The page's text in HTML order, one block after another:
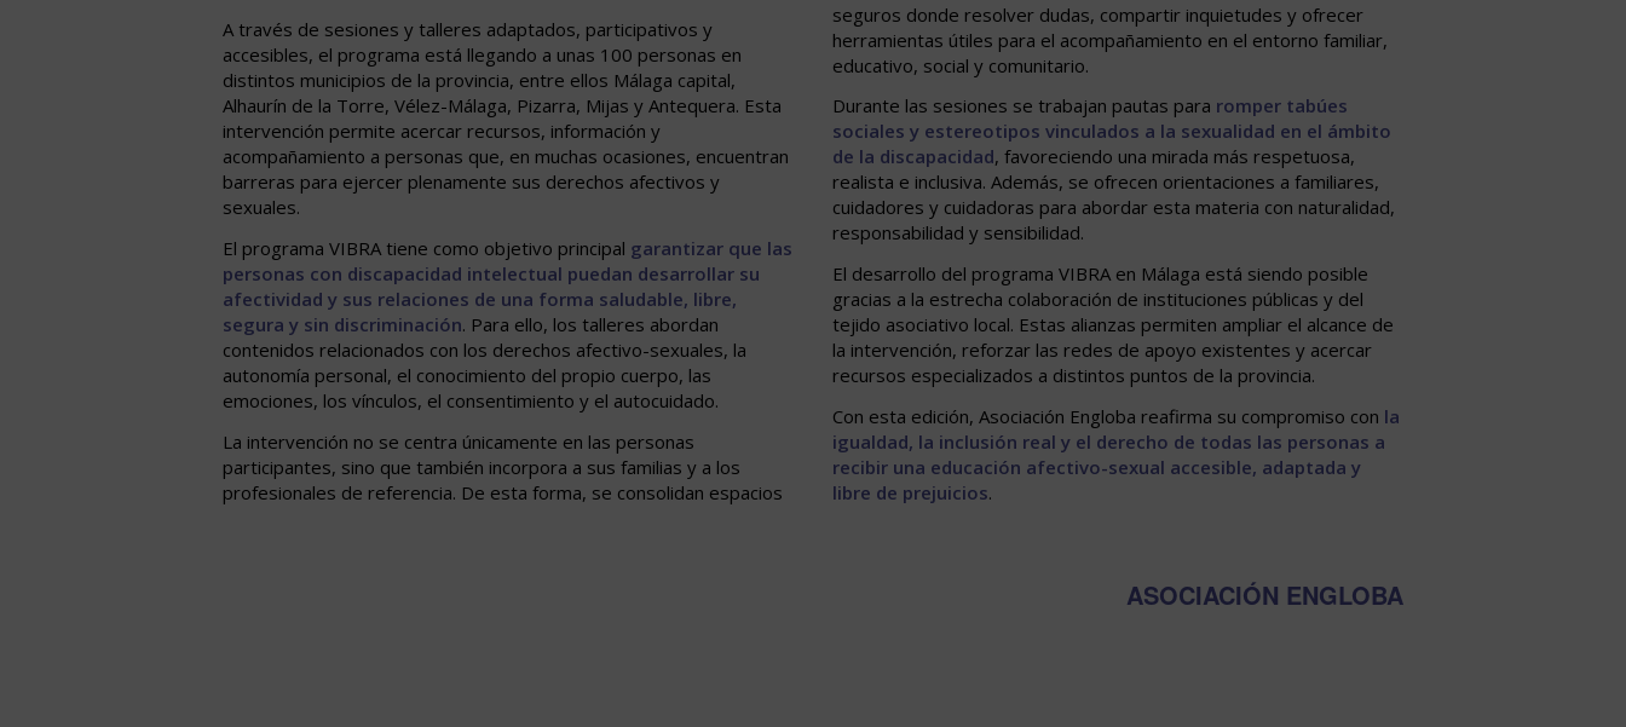
A través de sesiones y talleres adaptados, participativos y
accesibles, el programa está llegando a unas 100 personas en
distintos municipios de la provincia, entre ellos Málaga capital,
Alhaurín de la Torre, Vélez-Málaga, Pizarra, Mijas y Antequera. Esta
intervención permite acercar recursos, información y
acompañamiento a personas que, en muchas ocasiones, encuentran
barreras para ejercer plenamente sus derechos afectivos y
sexuales.
El programa VIBRA tiene como objetivo principal garantizar que las
personas con discapacidad intelectual puedan desarrollar su
afectividad y sus relaciones de una forma saludable, libre,
segura y sin discriminación. Para ello, los talleres abordan
contenidos relacionados con los derechos afectivo-sexuales, la
autonomía personal, el conocimiento del propio cuerpo, las
emociones, los vínculos, el consentimiento y el autocuidado.
La intervención no se centra únicamente en las personas
participantes, sino que también incorpora a sus familias y a los
profesionales de referencia. De esta forma, se consolidan espacios
seguros donde resolver dudas, compartir inquietudes y ofrecer
herramientas útiles para el acompañamiento en el entorno familiar,
educativo, social y comunitario.
Durante las sesiones se trabajan pautas para romper tabúes
sociales y estereotipos vinculados a la sexualidad en el ámbito
de la discapacidad, favoreciendo una mirada más respetuosa,
realista e inclusiva. Además, se ofrecen orientaciones a familiares,
cuidadores y cuidadoras para abordar esta materia con naturalidad,
responsabilidad y sensibilidad.
El desarrollo del programa VIBRA en Málaga está siendo posible
gracias a la estrecha colaboración de instituciones públicas y del
tejido asociativo local. Estas alianzas permiten ampliar el alcance de
la intervención, reforzar las redes de apoyo existentes y acercar
recursos especializados a distintos puntos de la provincia.
Con esta edición, Asociación Engloba reafirma su compromiso con la
igualdad, la inclusión real y el derecho de todas las personas a
recibir una educación afectivo-sexual accesible, adaptada y
libre de prejuicios.
ASOCIACIÓN ENGLOBA